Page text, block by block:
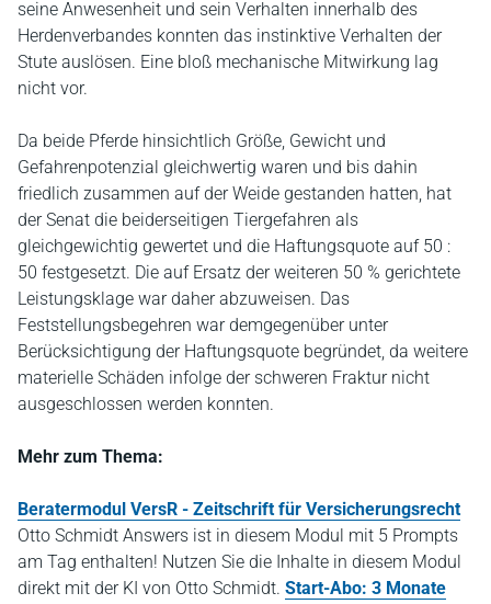
seine Anwesenheit und sein Verhalten innerhalb des
Herdenverbandes konnten das instinktive Verhalten der
Stute auslösen. Eine bloß mechanische Mitwirkung lag
nicht vor.
Da beide Pferde hinsichtlich Größe, Gewicht und
Gefahrenpotenzial gleichwertig waren und bis dahin
friedlich zusammen auf der Weide gestanden hatten, hat
der Senat die beiderseitigen Tiergefahren als
gleichgewichtig gewertet und die Haftungsquote auf 50 :
50 festgesetzt. Die auf Ersatz der weiteren 50 % gerichtete
Leistungsklage war daher abzuweisen. Das
Feststellungsbegehren war demgegenüber unter
Berücksichtigung der Haftungsquote begründet, da weitere
materielle Schäden infolge der schweren Fraktur nicht
ausgeschlossen werden konnten.
Mehr zum Thema:
Beratermodul VersR - Zeitschrift für Versicherungsrecht
Otto Schmidt Answers ist in diesem Modul mit 5 Prompts
am Tag enthalten! Nutzen Sie die Inhalte in diesem Modul
direkt mit der KI von Otto Schmidt. Start-Abo: 3 Monate